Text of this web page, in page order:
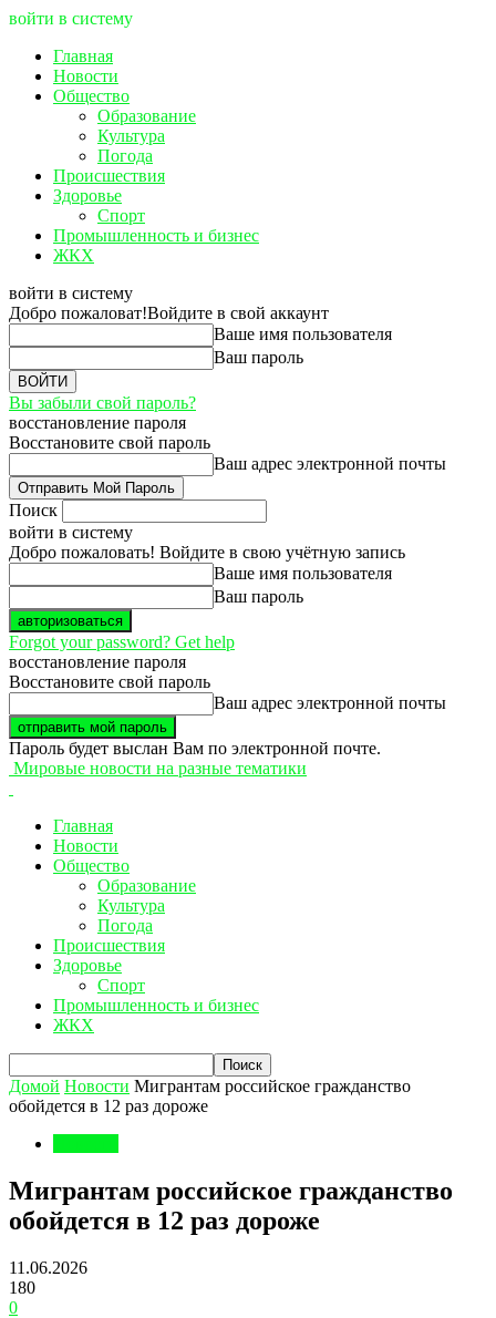
войти в систему
Главная
Новости
Общество
Образование
Культура
Погода
Происшествия
Здоровье
Спорт
Промышленность и бизнес
ЖКХ
войти в систему
Добро пожаловат!Войдите в свой аккаунт
Ваше имя пользователя
Ваш пароль
Вы забыли свой пароль?
восстановление пароля
Восстановите свой пароль
Ваш адрес электронной почты
Поиск
войти в систему
Добро пожаловать! Войдите в свою учётную запись
Ваше имя пользователя
Ваш пароль
Forgot your password? Get help
восстановление пароля
Восстановите свой пароль
Ваш адрес электронной почты
Пароль будет выслан Вам по электронной почте.
Мировые новости на разные тематики
Главная
Новости
Общество
Образование
Культура
Погода
Происшествия
Здоровье
Спорт
Промышленность и бизнес
ЖКХ
Домой Новости Мигрантам российское гражданство
обойдется в 12 раз дороже
Мигрантам российское гражданство
обойдется в 12 раз дороже
11.06.2026
180
0